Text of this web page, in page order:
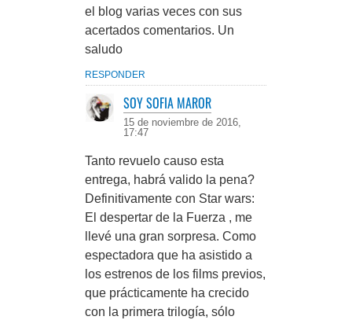
el blog varias veces con sus
acertados comentarios. Un
saludo
RESPONDER
SOY SOFIA MAROR
15 de noviembre de 2016,
17:47
Tanto revuelo causo esta
entrega, habrá valido la pena?
Definitivamente con Star wars:
El despertar de la Fuerza , me
llevé una gran sorpresa. Como
espectadora que ha asistido a
los estrenos de los films previos,
que prácticamente ha crecido
con la primera trilogía, sólo